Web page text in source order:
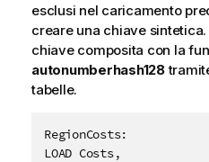
esclusi nel caricamento
creare una chiave
chiave composita con la
autonumberhash128
tabelle.
RegionCosts:
LOAD Costs,